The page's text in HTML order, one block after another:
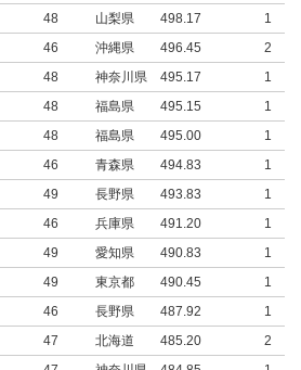
48 山梨県 498.17
1
46 沖縄県 496.45
2
48 神奈川県 495.17
1
48 福島県 495.15
1
48 福島県 495.00
1
46 青森県 494.83
1
49 長野県 493.83
1
46 兵庫県 491.20
1
49 愛知県 490.83
1
49 東京都 490.45
1
46 長野県 487.92
1
47 北海道 485.20
2